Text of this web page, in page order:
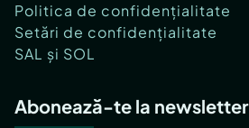
Politica de confidențialitate
Setări de confidențialitate
SAL și SOL
Abonează-te la newsletter